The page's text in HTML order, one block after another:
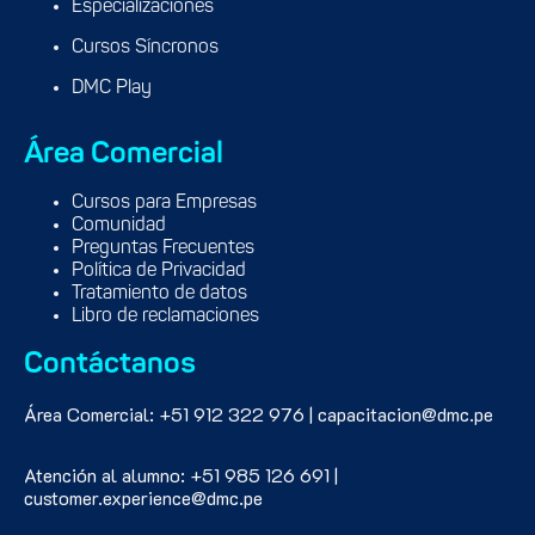
Especializaciones
Cursos Síncronos
DMC Play
Área Comercial
Cursos para Empresas
Comunidad
Preguntas Frecuentes
Política de Privacidad
Tratamiento de datos
Libro de reclamaciones
Contáctanos
Área Comercial: +51 912 322 976 | capacitacion@dmc.pe
Atención al alumno: +51 985 126 691 |
customer.experience@dmc.pe